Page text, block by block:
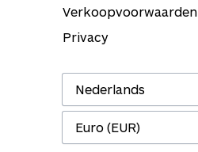
Verkoopvoorwaarden
Privacy